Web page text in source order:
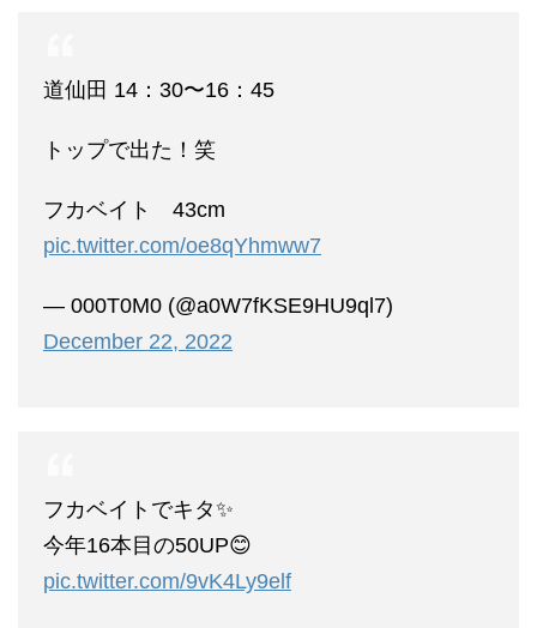
道仙田 14：30〜16：45
トップで出た！笑
フカベイト 43cm
pic.twitter.com/oe8qYhmww7
— 000T0M0 (@a0W7fKSE9HU9ql7)
December 22, 2022
フカベイトでキタ✨
今年16本目の50UP😊
pic.twitter.com/9vK4Ly9elf